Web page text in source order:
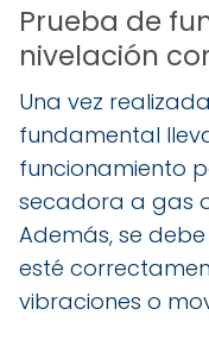
Prueba de
nivelación
Una vez
fundamental
funcionamiento
secadora a gas
Además, se
esté
vibraciones o